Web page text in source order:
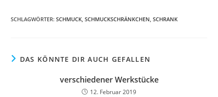
SCHLAGWÖRTER:SCHMUCK SCHMUCKSCHRÄNKCHEN SCHRANK
DAS KÖNNTE DIR AUCH GEFALLEN
verschiedener Werkstücke
12. Februar 2019